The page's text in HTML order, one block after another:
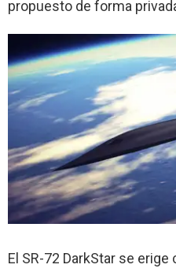
propuesto de forma
El SR-72 DarkStar se